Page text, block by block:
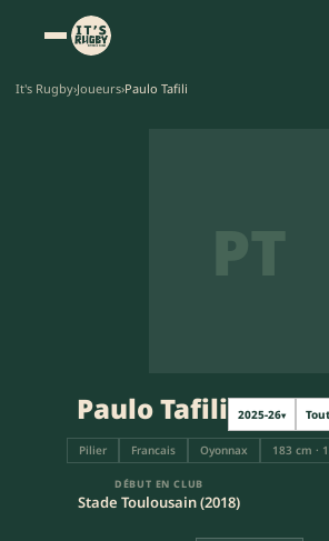
It's Rugby›Joueurs›Paulo Tafili
PT
Paulo Tafili 2025-26▾
Pilier Francais Oyonnax 183 cm ·
DÉBUT EN CLUB
Stade Toulousain (2018)